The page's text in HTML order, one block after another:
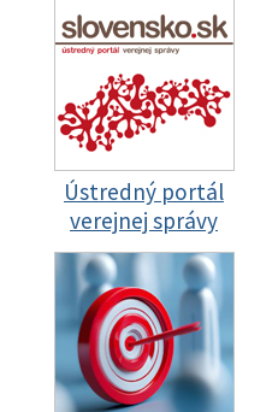
Ústredný portál
verejnej správy